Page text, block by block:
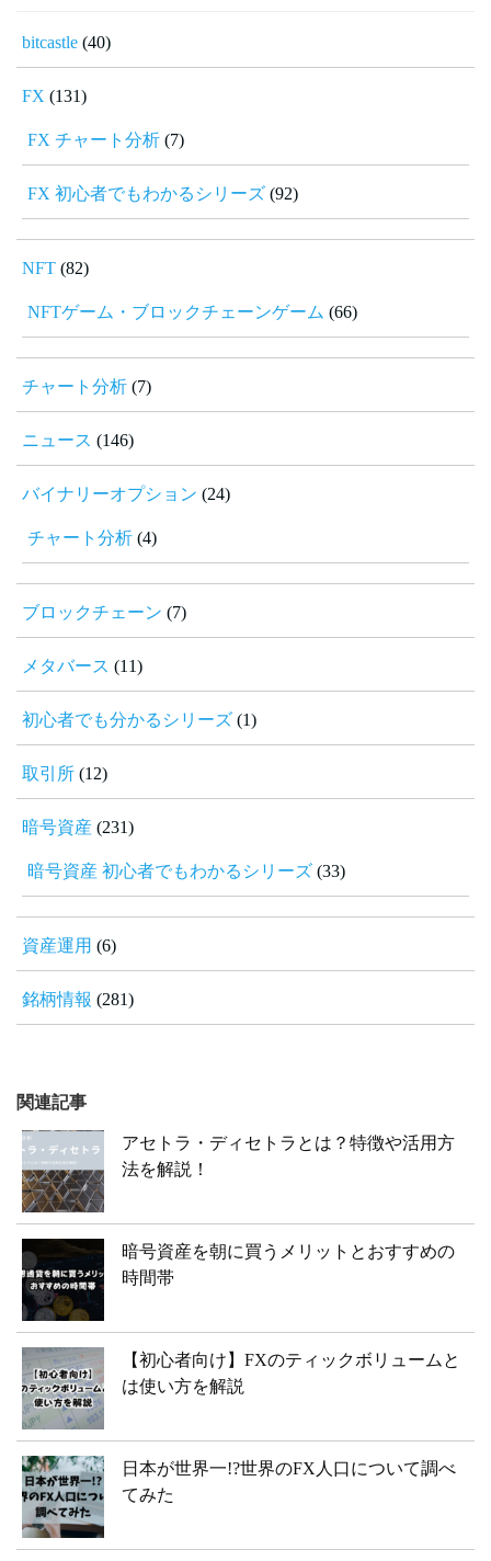
bitcastle (40)
FX (131)
FX チャート分析 (7)
FX 初心者でもわかるシリーズ (92)
NFT (82)
NFTゲーム・ブロックチェーンゲーム (66)
チャート分析 (7)
ニュース (146)
バイナリーオプション (24)
チャート分析 (4)
ブロックチェーン (7)
メタバース (11)
初心者でも分かるシリーズ (1)
取引所 (12)
暗号資産 (231)
暗号資産 初心者でもわかるシリーズ (33)
資産運用 (6)
銘柄情報 (281)
関連記事
アセトラ・ディセトラとは？特徴や活用方
法を解説！
暗号資産を朝に買うメリットとおすすめの
時間帯
【初心者向け】FXのティックボリュームと
は使い方を解説
日本が世界一!?世界のFX人口について調べ
てみた